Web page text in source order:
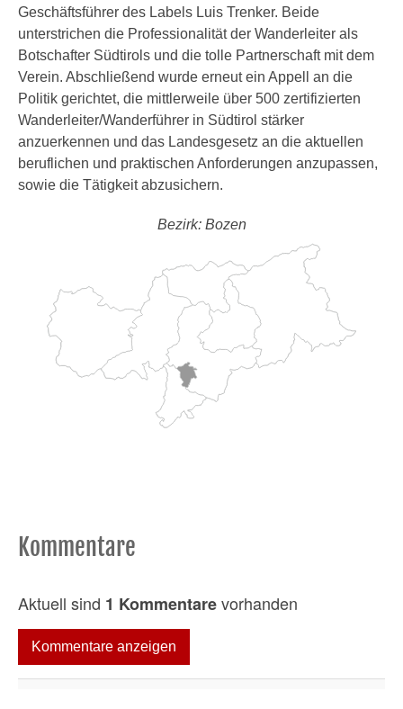
Geschäftsführer des Labels Luis Trenker. Beide
unterstrichen die Professionalität der Wanderleiter als
Botschafter Südtirols und die tolle Partnerschaft mit dem
Verein. Abschließend wurde erneut ein Appell an die
Politik gerichtet, die mittlerweile über 500 zertifizierten
Wanderleiter/Wanderführer in Südtirol stärker
anzuerkennen und das Landesgesetz an die aktuellen
beruflichen und praktischen Anforderungen anzupassen,
sowie die Tätigkeit abzusichern.
Bezirk: Bozen
Kommentare
Aktuell sind 1 Kommentarevorhanden
Kommentare anzeigen